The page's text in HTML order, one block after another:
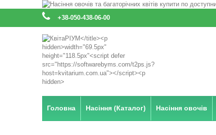
: +38-050-438-06-00
Головна Насіння (Каталог) Насіння овочів